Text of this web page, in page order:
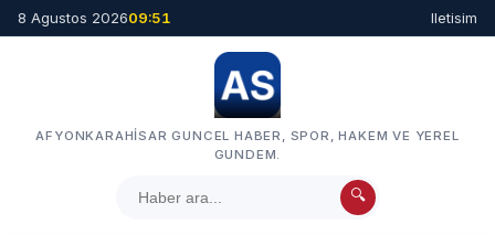
8 Agustos 202609:51 Iletisim
AFYONKARAHISAR GUNCEL HABER, SPOR, HAKEM VE YEREL
GUNDEM.
🔍